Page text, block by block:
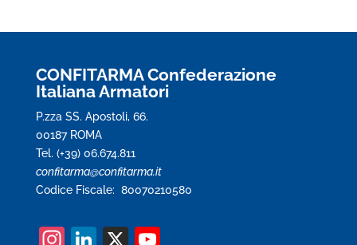
CONFITARMA Confederazione
Italiana Armatori
P.zza SS. Apostoli, 66.
00187 ROMA
Tel. (+39) 06.674.811
confitarma@confitarma.it
Codice Fiscale: 80070210580
In Li X Y